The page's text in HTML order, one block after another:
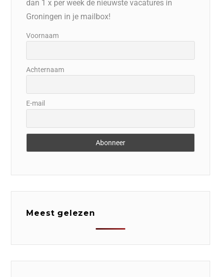
dan 1 x per week de nieuwste vacatures in
Groningen in je mailbox!
Voornaam
Achternaam
E-mail
Meest gelezen